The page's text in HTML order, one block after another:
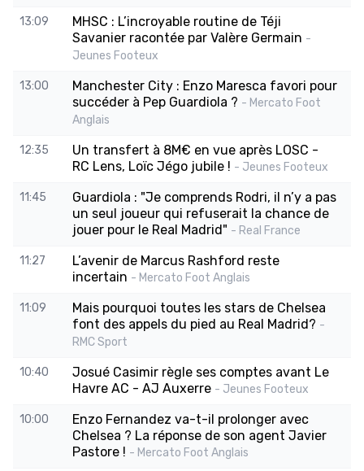
13:09
MHSC : L’incroyable routine de Téji
Savanier racontée par Valère Germain -
Jeunes Footeux
13:00
Manchester City : Enzo Maresca favori pour
succéder à Pep Guardiola ? - Mercato Foot
Anglais
12:35
Un transfert à 8M€ en vue après LOSC -
RC Lens, Loïc Jégo jubile ! - Jeunes Footeux
11:45
Guardiola : "Je comprends Rodri, il n’y a pas
un seul joueur qui refuserait la chance de
jouer pour le Real Madrid" - Real France
11:27
L’avenir de Marcus Rashford reste
incertain - Mercato Foot Anglais
11:09
Mais pourquoi toutes les stars de Chelsea
font des appels du pied au Real Madrid? -
RMC Sport
10:40
Josué Casimir règle ses comptes avant Le
Havre AC - AJ Auxerre - Jeunes Footeux
10:00
Enzo Fernandez va-t-il prolonger avec
Chelsea ? La réponse de son agent Javier
Pastore ! - Mercato Foot Anglais